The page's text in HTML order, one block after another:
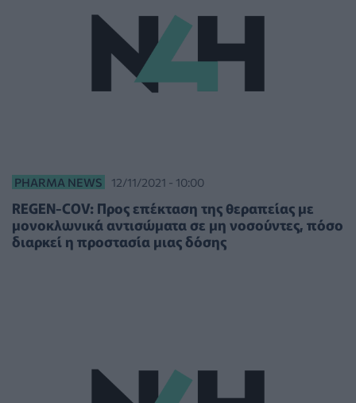
PHARMA NEWS 12/11/2021 - 10:00
REGEN-COV: Προς επέκταση της θεραπείας με
μονοκλωνικά αντισώματα σε μη νοσούντες, πόσο
διαρκεί η προστασία μιας δόσης